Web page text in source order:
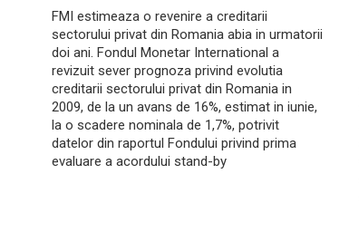
FMI estimeaza o revenire a creditarii
sectorului privat din Romania abia in urmatorii
doi ani. Fondul Monetar International a
revizuit sever prognoza privind evolutia
creditarii sectorului privat din Romania in
2009, de la un avans de 16%, estimat in iunie,
la o scadere nominala de 1,7%, potrivit
datelor din raportul Fondului privind prima
evaluare a acordului stand-by